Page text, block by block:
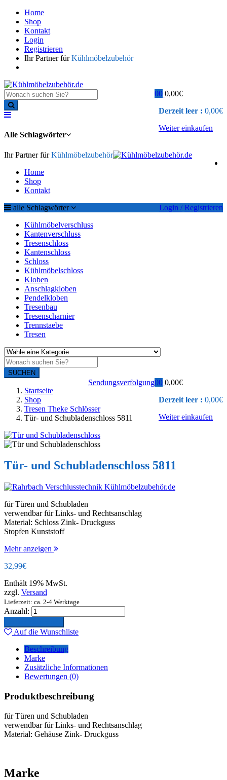
Home
Shop
Kontakt
Login
Registrieren
Ihr Partner fürKühlmöbelzubehör
0 0,00€
Derzeit leer : 0,00€
Weiter einkaufen
0
Alle Schlagwörter
Ihr Partner fürKühlmöbelzubehör
Home
Shop
Kontakt
Login / Registrieren
alle Schlagwörter
Kühlmöbelverschluss
Kantenverschluss
Tresenschloss
Kantenschloss
Schloss
Kühlmöbelschloss
Kloben
Anschlagkloben
Pendelkloben
Tresenbau
Tresenscharnier
Trennstaebe
Tresen
SUCHEN
0 0,00€
Derzeit leer : 0,00€
Weiter einkaufen
0
Sendungsverfolgung
Startseite
Shop
Tresen Theke Schlösser
Tür- und Schubladenschloss 5811
Tür- und Schubladenschloss 5811
für Türen und Schubladen
verwendbar für Links- und Rechtsanschlag
Material: Schloss Zink- Druckguss
Stopfen Kunststoff
Mehr anzeigen
32,99€
Enthält 19% MwSt.
zzgl. Versand
Lieferzeit: ca. 2-4 Werktage
Anzahl:
Auf die Wunschliste
Beschreibung
Marke
Zusätzliche Informationen
Bewertungen (0)
Produktbeschreibung
für Türen und Schubladen
verwendbar für Links- und Rechtsanschlag
Material: Gehäuse Zink- Druckguss
Marke